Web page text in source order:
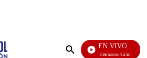
EN VIVO
Cuentos De Los Hermanos Grimm